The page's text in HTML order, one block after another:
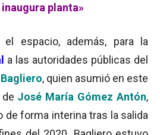
planta»
espacio, además, para la
a las autoridades públicas del
, quien asumió en este
José María Gómez Antón,
de forma interina tras la salida